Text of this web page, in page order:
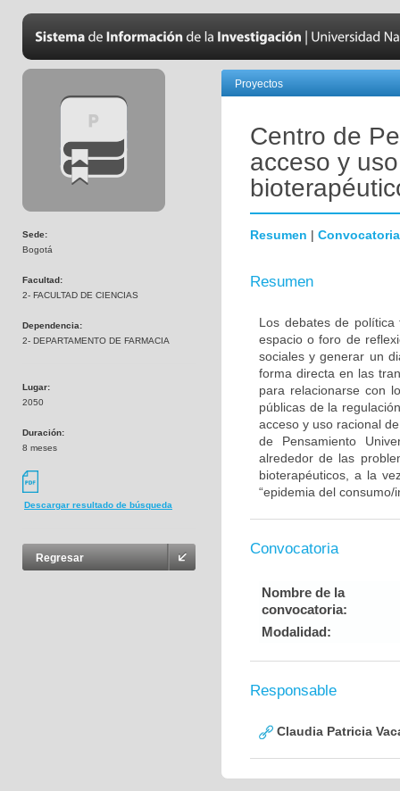
Sede:
Bogotá
Facultad:
2- FACULTAD DE CIENCIAS
Dependencia:
2- DEPARTAMENTO DE FARMACIA
Lugar:
2050
Duración:
8 meses
Descargar resultado de búsqueda
Regresar
Proyectos
Centro de
acceso y
Resumen | Convocatoria
Resumen
Los debates de
espacio o foro de
sociales y generar un
forma directa en las
para relacionarse con
públicas de la
acceso y uso racional
de Pensamiento
alrededor de las
bioterapéuticos, a la
“epidemia del
Convocatoria
Nombre de la
convocatoria:
Modalidad:
Responsable
Claudia Patricia